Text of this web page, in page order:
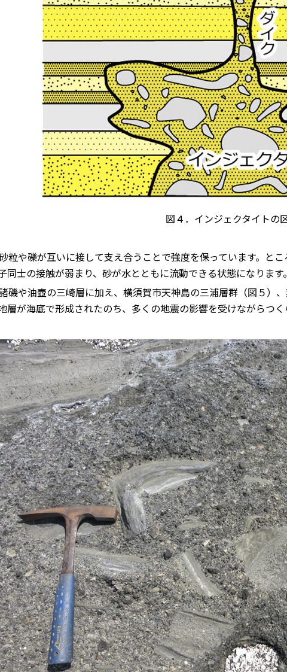
図４．インジェクタイトの区
粒や礫が互いに接して支え合うことで強度を保っています。と
同士の接触が弱まり、砂が水とともに流動できる状態になります
磯や油壺の三崎層に加え、横須賀市天神島の三浦層群（図５）
層が海底で形成されたのち、多くの地震の影響を受けながらつ